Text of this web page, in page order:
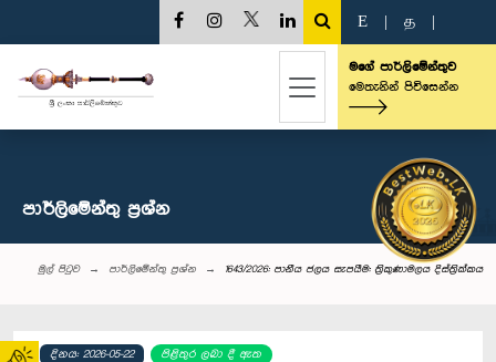
E த
මගේ පාර්ලිමේන්තුව
මෙතැනින් පිවිසෙන්න
පාර්ලි‌මේන්තු‌ ප්‍රශ්න
මුල් පිටුව පාර්ලි‌මේන්තු‌ ප්‍රශ්න 1643/2026: පානීය ජලය සැපයීම: ත්‍රිකුණාමලය දිස්ත්‍රික්කය
දිනය: 2026-05-22 පිළිතුර ලබා දී ඇත